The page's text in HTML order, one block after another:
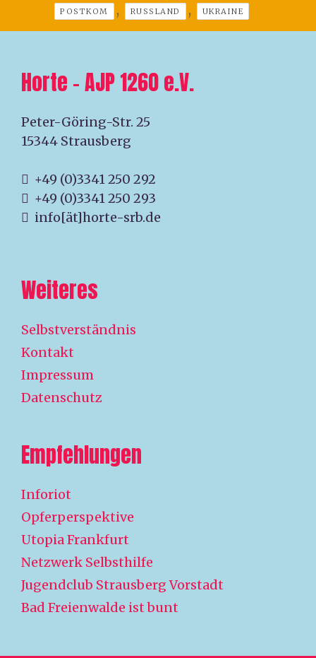
POSTKOM , RUSSLAND , UKRAINE
Horte – AJP 1260 e.V.
Peter-Göring-Str. 25
15344 Strausberg
+49 (0)3341 250 292
+49 (0)3341 250 293
info[ät]horte-srb.de
Weiteres
Selbstverständnis
Kontakt
Impressum
Datenschutz
Empfehlungen
Inforiot
Opferperspektive
Utopia Frankfurt
Netzwerk Selbsthilfe
Jugendclub Strausberg Vorstadt
Bad Freienwalde ist bunt